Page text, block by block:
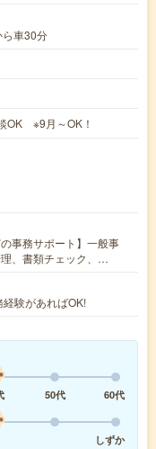
車30分
OK ※9月～OK！
事務サポート】一般事
、書類チェック、…
験があればOK!
50代
60代
しずか